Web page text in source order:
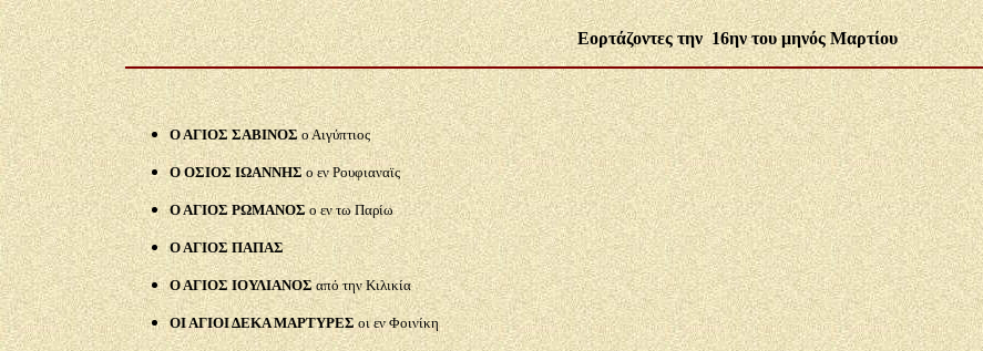
Εορτάζοντες την 16ην του μηνός Μαρτίου
Ο ΑΓΙΟΣ ΣΑΒΙΝΟΣ ο Αιγύπτιος
Ο ΟΣΙΟΣ ΙΩΑΝΝΗΣο εν Ρουφιαναϊς
Ο ΑΓΙΟΣ ΡΩΜΑΝΟΣο εν τω Παρίω
Ο ΑΓΙΟΣ ΠΑΠΑΣ
Ο ΑΓΙΟΣ ΙΟΥΛΙΑΝΟΣαπό την Κιλικία
ΟΙ ΑΓΙΟΙ ΔΕΚΑ ΜΑΡΤΥΡΕΣοι εν Φοινίκη